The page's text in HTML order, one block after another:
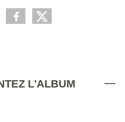
L'ALBUM